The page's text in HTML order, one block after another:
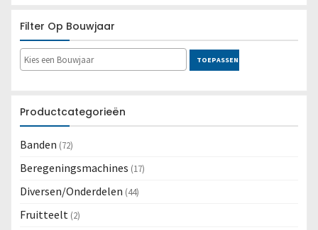
Filter Op Bouwjaar
TOEPASSEN
Productcategorieën
Banden (72)
Beregeningsmachines (17)
Diversen/Onderdelen (44)
Fruitteelt (2)